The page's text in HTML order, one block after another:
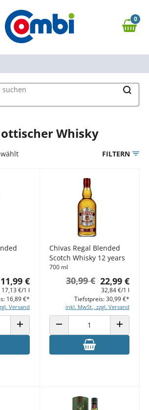
0,00 €
0
suchen
Whisky
FILTERN
11,99 €
17,13 €/1 l
Versand
16,89 €*
ANZAHL ERHÖHEN
Chivas Regal Blended
Scotch Whisky 12 years
700 ml
22,99 €
30,99 €
32,84 €/1 l
inkl. MwSt., zzgl. Versand
Tiefstpreis: 30,99 €*
ANZAHL VERRINGERN ANZAHL